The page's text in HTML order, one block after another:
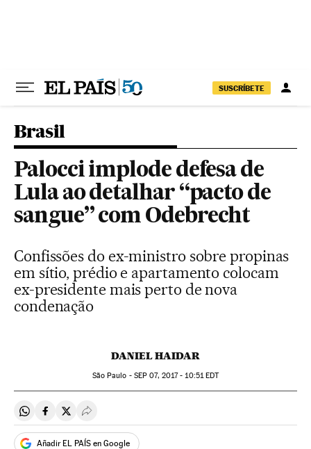
SUSCRÍBETE
Brasil
Palocci implode defesa de
Lula ao detalhar “pacto de
sangue” com Odebrecht
Confissões do ex-ministro sobre propinas
em sítio, prédio e apartamento colocam
ex-presidente mais perto de nova
condenação
DANIEL HAIDAR
São Paulo - SEP 07, 2017 - 10:51EDT
Compartir en Whatsapp
Compartir en Facebook
Compartir en Twitter
Desplegar Redes Sociales
Añadir EL PAÍS en Google